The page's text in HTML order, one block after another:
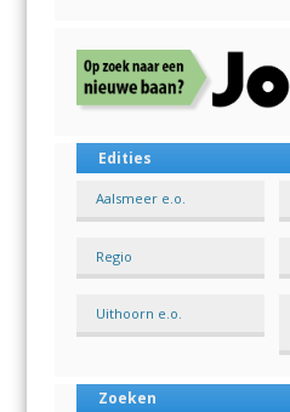
Edities
Aalsmeer e.o.
Regio
Uithoorn e.o.
Zoeken